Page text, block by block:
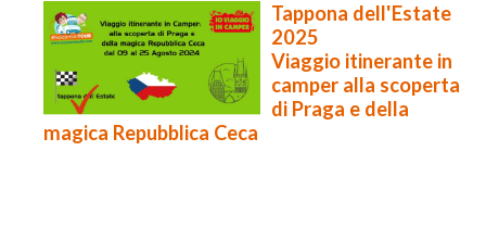
Tappona dell'Estate
2025
Viaggio itinerante in
camper alla scoperta
di Praga e della
magica Repubblica Ceca